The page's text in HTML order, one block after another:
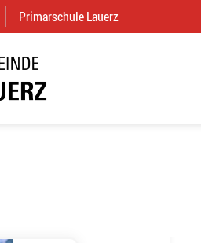
(External Link)
Primarschule Lauerz